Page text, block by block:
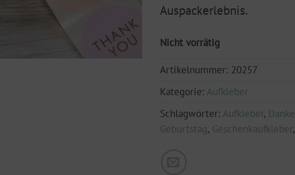
Auspackerlebnis.
Nicht vorrätig
Artikelnummer: 20257
Kategorie: Aufkleber
Schlagwörter: Aufkleber, Danke
Geburtstag, Geschenkaufkleber,